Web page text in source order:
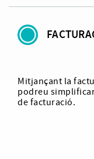
Mitjançant la
podreu
de facturació.